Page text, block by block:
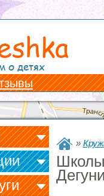
о детях
»